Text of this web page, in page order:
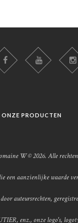
ONZE PRODUCTEN
W © 2026. Alle
een aanzienlijke
auteursrechten,
enz., onze logo's,